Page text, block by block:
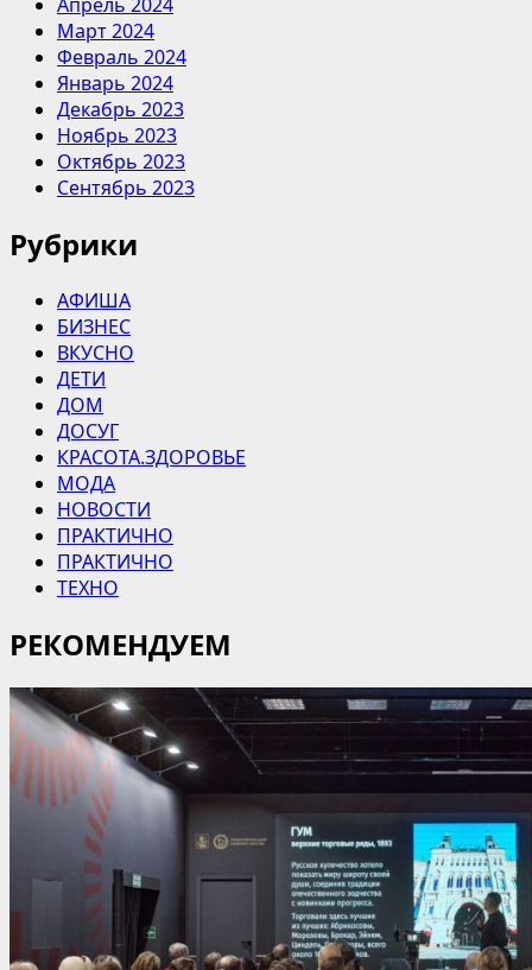
Март 2024
Февраль 2024
Январь 2024
Декабрь 2023
Ноябрь 2023
Октябрь 2023
Сентябрь 2023
Рубрики
АФИША
БИЗНЕС
ВКУСНО
ДЕТИ
ДОМ
ДОСУГ
КРАСОТА.ЗДОРОВЬЕ
МОДА
НОВОСТИ
ПРАКТИЧНО
ПРАКТИЧНО
ТЕХНО
РЕКОМЕНДУЕМ